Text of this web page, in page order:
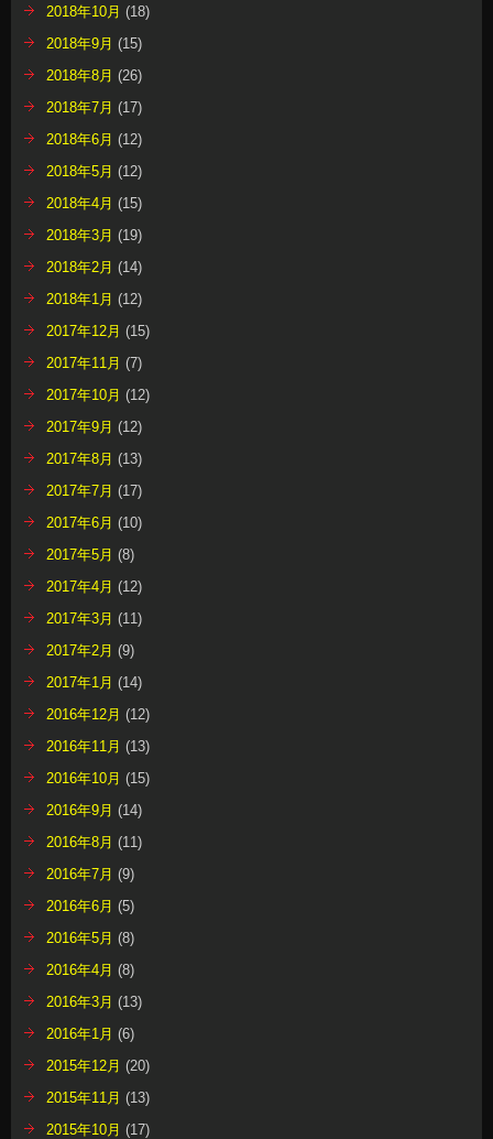
2018年10月 (18)
2018年9月 (15)
2018年8月 (26)
2018年7月 (17)
2018年6月 (12)
2018年5月 (12)
2018年4月 (15)
2018年3月 (19)
2018年2月 (14)
2018年1月 (12)
2017年12月 (15)
2017年11月 (7)
2017年10月 (12)
2017年9月 (12)
2017年8月 (13)
2017年7月 (17)
2017年6月 (10)
2017年5月 (8)
2017年4月 (12)
2017年3月 (11)
2017年2月 (9)
2017年1月 (14)
2016年12月 (12)
2016年11月 (13)
2016年10月 (15)
2016年9月 (14)
2016年8月 (11)
2016年7月 (9)
2016年6月 (5)
2016年5月 (8)
2016年4月 (8)
2016年3月 (13)
2016年1月 (6)
2015年12月 (20)
2015年11月 (13)
2015年10月 (17)